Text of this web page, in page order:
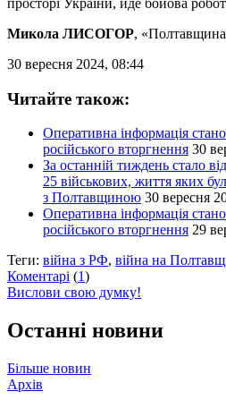
Микола ЛИСОГОР,
30 вересня 2024, 08:44
Читайте також:
Оперативна інформація
російського вторгнення 30
За останній тиждень стало
25 військових, життя яких
з Полтавщиною 30 вересня
Оперативна інформація
російського вторгнення 29
Теги: війна з РФ, війна на
Коментарі (1)
Вислови свою думку!
Останні новини
Більше новин
Архів